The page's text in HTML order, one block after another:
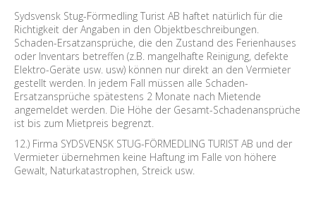
Sydsvensk Stug-Förmedling Turist AB haftet natürlich für die
Richtigkeit der Angaben in den Objektbeschreibungen.
Schaden-Ersatzansprüche, die den Zustand des Ferienhauses
oder Inventars betreffen (z.B. mangelhafte Reinigung, defekte
Elektro-Geräte usw. usw) können nur direkt an den Vermieter
gestellt werden. In jedem Fall müssen alle Schaden-
Ersatzansprüche spätestens 2 Monate nach Mietende
angemeldet werden. Die Höhe der Gesamt-Schadenansprüche
ist bis zum Mietpreis begrenzt.
12.) Firma SYDSVENSK STUG-FÖRMEDLING TURIST AB und der
Vermieter übernehmen keine Haftung im Falle von höhere
Gewalt, Naturkatastrophen, Streick usw.